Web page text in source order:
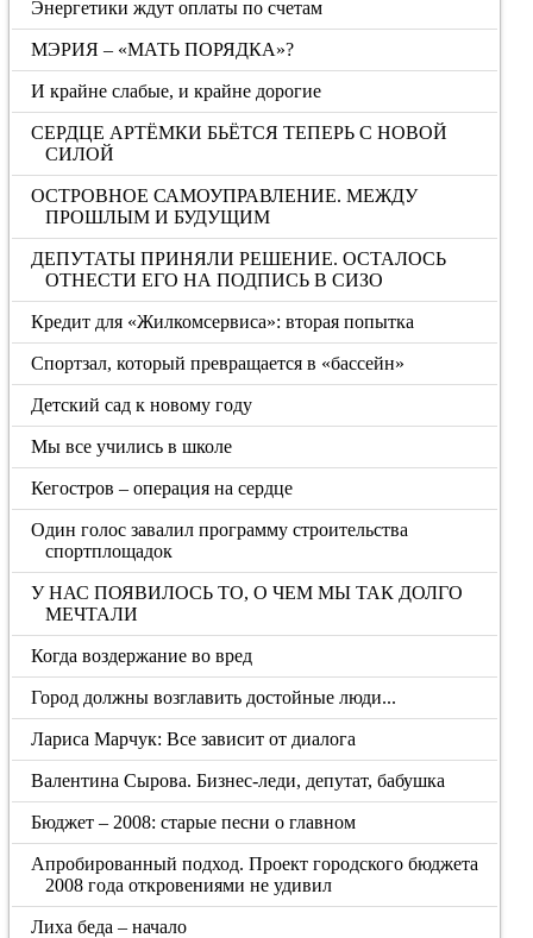
Энергетики ждут оплаты по счетам
МЭРИЯ – «МАТЬ ПОРЯДКА»?
И крайне слабые, и крайне дорогие
СЕРДЦЕ АРТЁМКИ БЬЁТСЯ ТЕПЕРЬ С НОВОЙ
СИЛОЙ
ОСТРОВНОЕ САМОУПРАВЛЕНИЕ. МЕЖДУ
ПРОШЛЫМ И БУДУЩИМ
ДЕПУТАТЫ ПРИНЯЛИ РЕШЕНИЕ. ОСТАЛОСЬ
ОТНЕСТИ ЕГО НА ПОДПИСЬ В СИЗО
Кредит для «Жилкомсервиса»: вторая попытка
Спортзал, который превращается в «бассейн»
Детский сад к новому году
Мы все учились в школе
Кегостров – операция на сердце
Один голос завалил программу строительства
спортплощадок
У НАС ПОЯВИЛОСЬ ТО, О ЧЕМ МЫ ТАК ДОЛГО
МЕЧТАЛИ
Когда воздержание во вред
Город должны возглавить достойные люди...
Лариса Марчук: Все зависит от диалога
Валентина Сырова. Бизнес-леди, депутат, бабушка
Бюджет – 2008: старые песни о главном
Апробированный подход. Проект городского бюджета
2008 года откровениями не удивил
Лиха беда – начало